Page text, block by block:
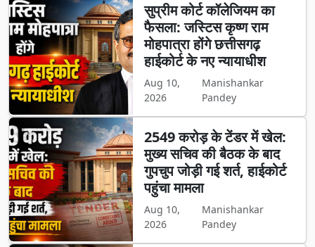
सुप्रीम कोर्ट कॉलेजियम का
फैसला: जस्टिस कृष्ण राम
मोहपात्रा होंगे छत्तीसगढ़
हाईकोर्ट के नए न्यायाधीश
Aug 10,
2026
Manishankar
Pandey
2549 करोड़ के टेंडर में खेल:
मुख्य सचिव की बैठक के बाद
गुपचुप जोड़ी गई शर्त, हाईकोर्ट
पहुंचा मामला
Aug 10,
2026
Manishankar
Pandey